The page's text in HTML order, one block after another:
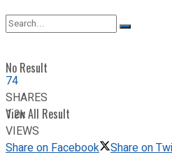
View All Result
No Result
View All Result
74
SHARES
1.2k
VIEWS
Share on Facebook
Share on